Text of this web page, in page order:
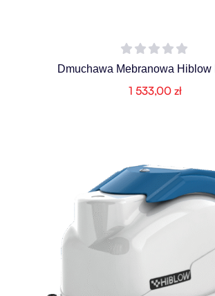
Dmuchawa Mebranowa Hiblow
1 533,00 zł